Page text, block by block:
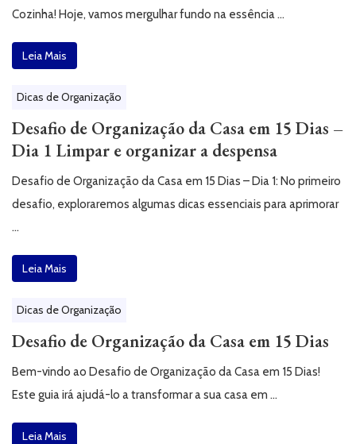
Cozinha! Hoje, vamos mergulhar fundo na essência …
Leia Mais
Dicas de Organização
Desafio de Organização da Casa em 15 Dias –
Dia 1 Limpar e organizar a despensa
Desafio de Organização da Casa em 15 Dias – Dia 1: No primeiro
desafio, exploraremos algumas dicas essenciais para aprimorar
…
Leia Mais
Dicas de Organização
Desafio de Organização da Casa em 15 Dias
Bem-vindo ao Desafio de Organização da Casa em 15 Dias!
Este guia irá ajudá-lo a transformar a sua casa em …
Leia Mais